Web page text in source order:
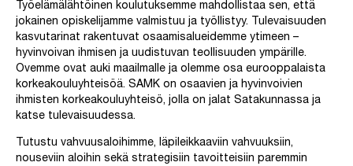
Työelämälähtöinen koulutuksemme mahdollistaa sen, että
jokainen opiskelijamme valmistuu ja työllistyy. Tulevaisuuden
kasvutarinat rakentuvat osaamisalueidemme ytimeen –
hyvinvoivan ihmisen ja uudistuvan teollisuuden ympärille.
Ovemme ovat auki maailmalle ja olemme osa eurooppalaista
korkeakouluyhteisöä. SAMK on osaavien ja hyvinvoivien
ihmisten korkeakouluyhteisö, jolla on jalat Satakunnassa ja
katse tulevaisuudessa.
Tutustu vahvuusaloihimme, läpileikkaaviin vahvuuksiin,
nouseviin aloihin sekä strategisiin tavoitteisiin paremmin